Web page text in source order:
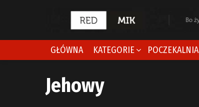
GŁÓWNA KATEGORIE POCZEKALNIA
Jehowy